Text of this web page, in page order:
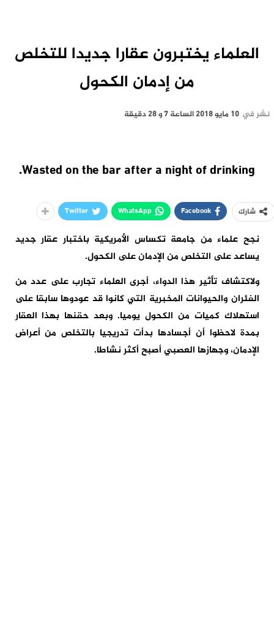
العلماء يختبرون عقارا جديدا للتخلص
من إدمان الكحول
نشر في 10 مايو 2018 الساعة 7 و 28 دقيقة
Wasted on the bar after a night of drinking.
شارك Facebook
WhatsApp
Twitter
نجح علماء من جامعة تكساس الأمريكية باختبار عقار جديد
يساعد على التخلص من الإدمان على الكحول.
ولاكتشاف تأثير هذا الدواء، أجرى العلماء تجارب على عدد من
الفئران والحيوانات المخبرية التي كانوا قد عودوها سابقا على
استهلاك كميات من الكحول يوميا. وبعد حقنها بهذا العقار
بمدة لاحظوا أن أجسادها بدأت تدريجيا بالتخلص من أعراض
الإدمان، وجهازها العصبي أصبح أكثر نشاطا.